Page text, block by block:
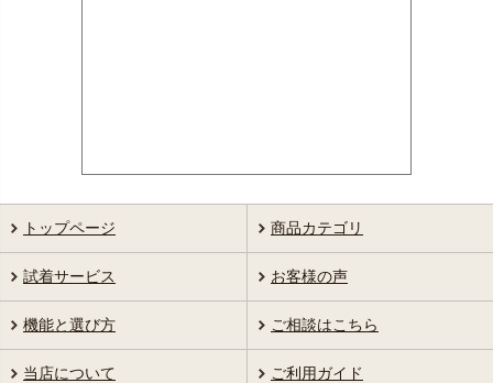
トップページ 商品カテゴリ
試着サービス お客様の声
機能と選び方 ご相談はこちら
当店について ご利用ガイド